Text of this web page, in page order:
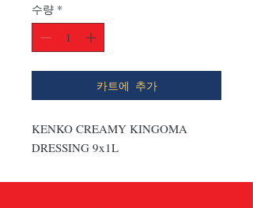
수량 *
카트에 추가
KENKO CREAMY KINGOMA
DRESSING 9x1L